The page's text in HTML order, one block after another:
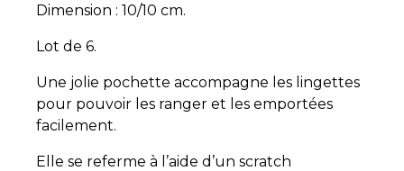
Dimension : 10/10 cm.
Lot de 6.
Une jolie pochette accompagne les lingettes
pour pouvoir les ranger et les emportées
facilement.
Elle se referme à l’aide d’un scratch